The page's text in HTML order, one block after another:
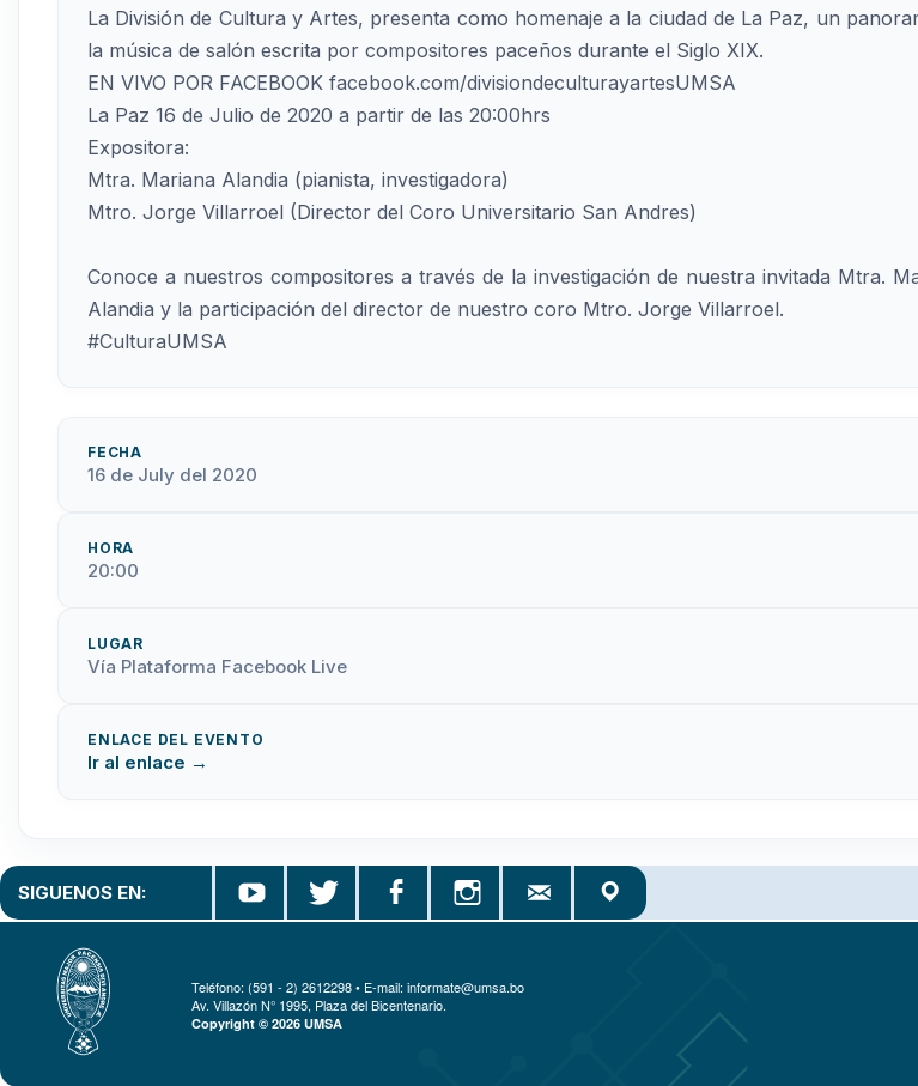
La División de Cultura y Artes, presenta como homenaje a la ciudad de La Paz, un
la música de salón escrita por compositores paceños durante el Siglo XIX.
EN VIVO POR FACEBOOK facebook.com/divisiondeculturayartesUMSA
La Paz 16 de Julio de 2020 a partir de las 20:00hrs
Expositora:
Mtra. Mariana Alandia (pianista, investigadora)
Mtro. Jorge Villarroel (Director del Coro Universitario San Andres)
Conoce a nuestros compositores a través de la investigación de nuestra invitada Mtra.
Alandia y la participación del director de nuestro coro Mtro. Jorge Villarroel.
#CulturaUMSA
FECHA
16 de July del 2020
HORA
20:00
LUGAR
Vía Plataforma Facebook Live
ENLACE DEL EVENTO
Ir al enlace →
SIGUENOS EN:
Teléfono: (591 - 2) 2612298 • E-mail: informate@umsa.bo
Av. Villazón N° 1995, Plaza del Bicentenario.
Copyright © 2026 UMSA